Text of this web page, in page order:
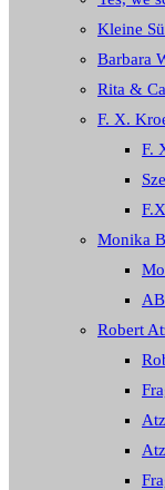
Kleine
Barbara
Rita &
F. X.
F.
Monika
Robert